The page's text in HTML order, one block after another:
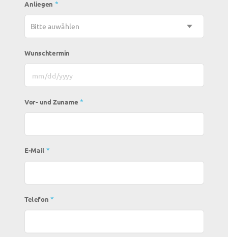
Anliegen *
Wunschtermin
MM Schrägstrich TT Schrägstrich JJJJ
Vor- und Zuname *
E-Mail *
Telefon *